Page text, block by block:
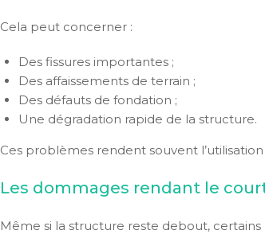
Cela peut concerner :
Des fissures importantes ;
Des affaissements de terrain ;
Des défauts de fondation ;
Une dégradation rapide de la structure.
Ces problèmes rendent souvent
Les dommages rendant le
Même si la structure reste debout,